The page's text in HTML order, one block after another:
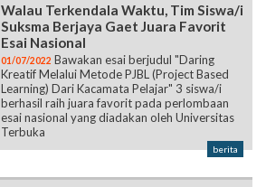
Walau Terkendala Waktu, Tim Siswa/i
Suksma Berjaya Gaet Juara Favorit
Esai Nasional
01/07/2022 Bawakan esai berjudul "Daring
Kreatif Melalui Metode PJBL (Project Based
Learning) Dari Kacamata Pelajar" 3 siswa/i
berhasil raih juara favorit pada perlombaan
esai nasional yang diadakan oleh Universitas
Terbuka
berita